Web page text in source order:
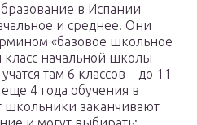
в Испании
и среднее. Они
«базовое школьное
начальной школы
там 6 классов – до 11
4 года обучения в
заканчивают